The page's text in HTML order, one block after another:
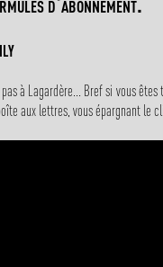
à Lagardère... Bref si vous
aux lettres, vous épargnant le